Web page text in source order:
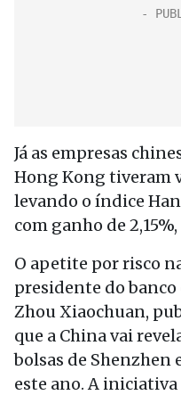
Já as empresas
Hong Kong tiveram
levando o índice
com ganho de
O apetite por risco
presidente do banco
Zhou Xiaochuan,
que a China vai
bolsas de Shenzhen
este ano. A